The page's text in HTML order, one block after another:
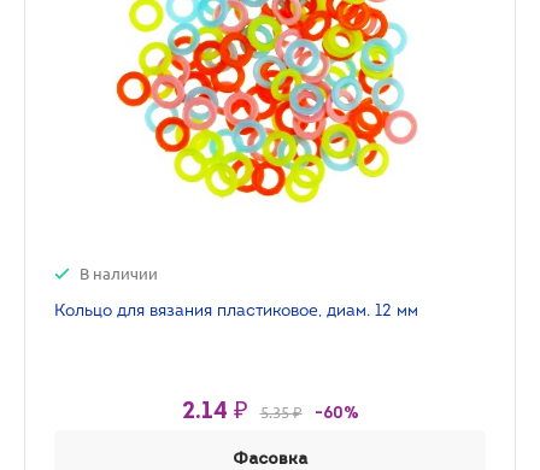
В наличии
Кольцо для вязания пластиковое, диам. 12 мм
2.14 ₽ 5.35 ₽ -60%
Фасовка